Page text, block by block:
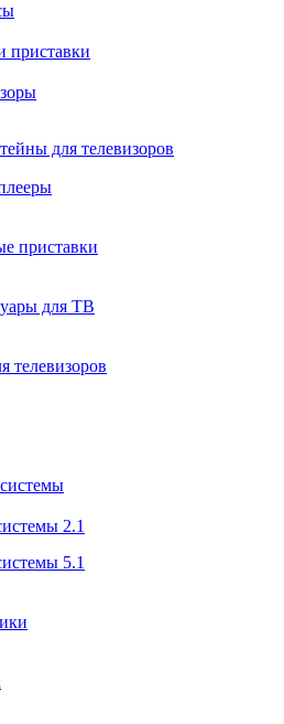
приставки
для телевизоров
приставки
для ТВ
телевизоров
2.1
5.1